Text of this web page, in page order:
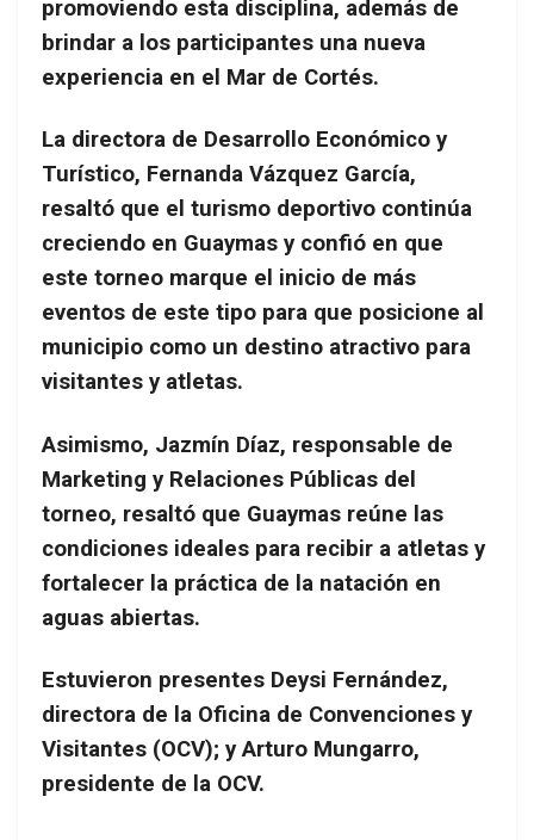
promoviendo esta disciplina, además de
brindar a los participantes una nueva
experiencia en el Mar de Cortés.
La directora de Desarrollo Económico y
Turístico, Fernanda Vázquez García,
resaltó que el turismo deportivo continúa
creciendo en Guaymas y confió en que
este torneo marque el inicio de más
eventos de este tipo para que posicione al
municipio como un destino atractivo para
visitantes y atletas.
Asimismo, Jazmín Díaz, responsable de
Marketing y Relaciones Públicas del
torneo, resaltó que Guaymas reúne las
condiciones ideales para recibir a atletas y
fortalecer la práctica de la natación en
aguas abiertas.
Estuvieron presentes Deysi Fernández,
directora de la Oficina de Convenciones y
Visitantes (OCV); y Arturo Mungarro,
presidente de la OCV.